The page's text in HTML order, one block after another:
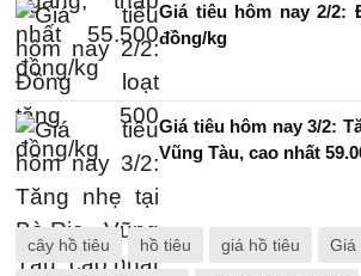
Giá tiêu hôm nay 2/2:
đồng/kg
Giá tiêu hôm nay 3/2:
Vũng Tàu, cao nhất
cây hồ tiêu hồ tiêu giá hồ tiêu Giá